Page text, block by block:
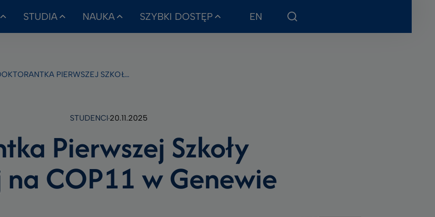
STUDIA NAUKA SZYBKI DOSTĘP EN
PIERWSZEJ SZKOŁY DOKTORSKIEJ NA COP11 W GENEWIE
STUDENCI 20.11.2025
Pierwszej Szkoły
COP11 w Genewie